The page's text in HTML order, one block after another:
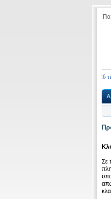
ενημερώνουμε ότι από 10.01.2026 τέθηκε
Σε